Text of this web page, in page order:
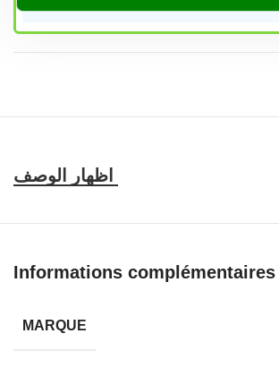
Informations complémentaires
MARQUE